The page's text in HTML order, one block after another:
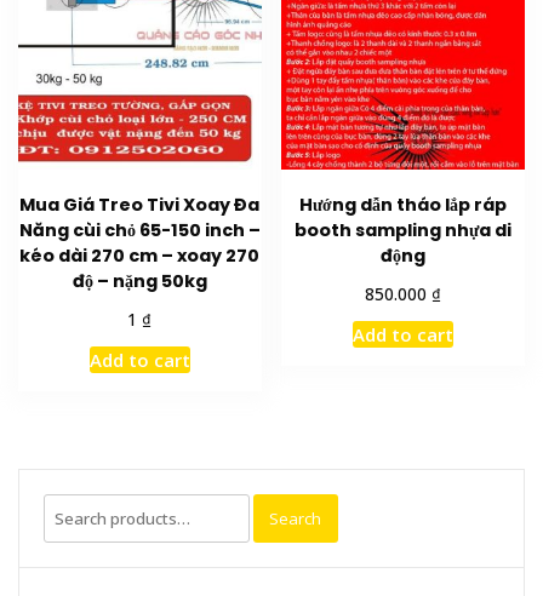
Mua Giá Treo Tivi Xoay Đa
Năng cùi chỏ 65-150 inch –
kéo dài 270 cm – xoay 270
độ – nặng 50kg
1 ₫
Add to cart
Hướng dẫn tháo lắp ráp
booth sampling nhựa di
động
850.000 ₫
Add to cart
Search
for:
Search